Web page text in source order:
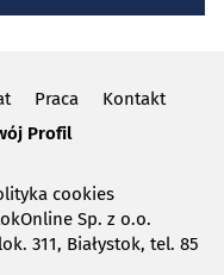
Praca
Kontakt
Profil
cookies
Sp. z o.o.
311, Białystok, tel. 85